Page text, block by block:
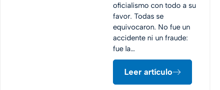
oficialismo con todo a su
favor. Todas se
equivocaron. No fue un
accidente ni un fraude:
fue la…
Leer artículo